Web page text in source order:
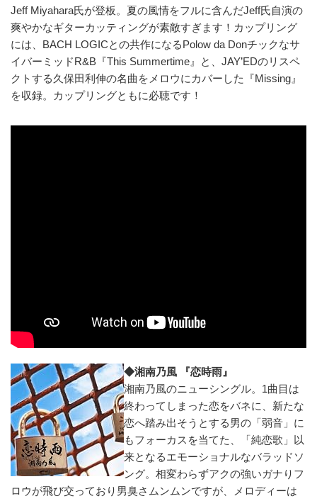
Jeff Miyahara氏が登板。夏の風情をフルに含んだJeff氏自演の
爽やかなギターカッティングが素敵すぎます！カップリング
には、BACH LOGICとの共作になるPolow da Donチックなサ
イバーミッドR&B『This Summertime』と、JAY’EDのリスペ
クトする久保田利伸の名曲をメロウにカバーした『Missing』
を収録。カップリングともに必聴です！
◆湘南乃風 『恋時雨』
湘南乃風のニューシングル。1曲目は
終わってしまった恋をバネに、新たな
恋へ踏み出そうとする男の「弱音」に
もフォーカスを当てた、「純恋歌」以
来となるエモーショナルなバラッドソ
ング。相変わらずアクの強いガナりフ
ロウが飛び交っており男臭さムンムンですが、メロディーは